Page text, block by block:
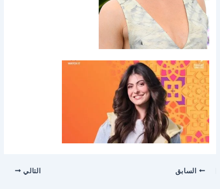
السابق التالي